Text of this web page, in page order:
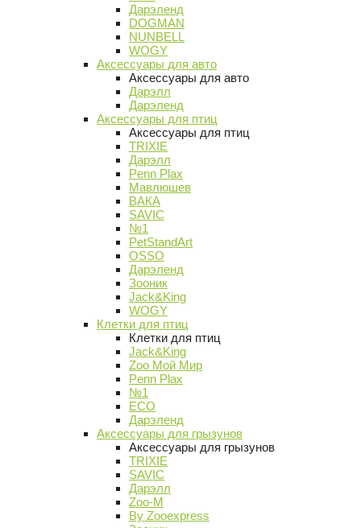
Дарэленд
DOGMAN
NUNBELL
WOGY
Аксессуары для авто
Аксессуары для авто
Дарэлл
Дарэленд
Аксессуары для птиц
Аксессуары для птиц
TRIXIE
Дарэлл
Penn Plax
Мавлюшев
ВАКА
SAVIC
№1
PetStandArt
OSSO
Дарэленд
Зооник
Jack&King
WOGY
Клетки для птиц
Клетки для птиц
Jack&King
Zoo Мой Мир
Penn Plax
№1
ECO
Дарэленд
Аксессуары для грызунов
Аксессуары для грызунов
TRIXIE
SAVIC
Дарэлл
Zoo-M
By Zooexpress